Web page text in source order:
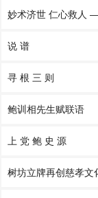
妙术济世 仁心救人
说 谱
寻 根 三 则
鲍训相先生赋联语
上 党 鲍 史 源
树坊立牌再创慈孝文